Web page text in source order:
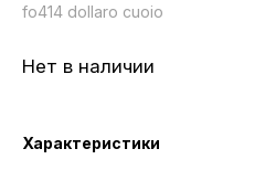
fo414 dollaro cuoio
Нет в наличии
Характеристики